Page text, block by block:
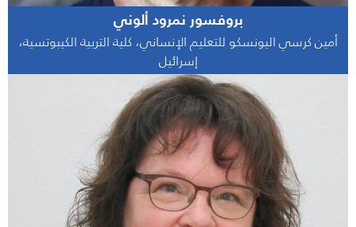
بروفسور نمرود ألوني
أمين كرسي اليونسكو للتعليم الإنساني، كلية التربية الكيبوتسية،
إسرائيل